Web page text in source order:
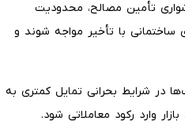
تأمین مصالح، محدودیت
با تأخیر مواجه شوند و
در شرایط بحرانی تمایل کمتری به
وارد رکود معاملاتی شود.